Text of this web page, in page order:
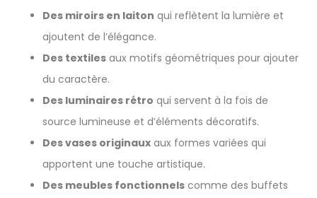
Des miroirs en laiton qui reflètent la lumière et
ajoutent de l’élégance.
Des textiles aux motifs géométriques pour ajouter
du caractère.
Des luminaires rétro qui servent à la fois de
source lumineuse et d’éléments décoratifs.
Des vases originaux aux formes variées qui
apportent une touche artistique.
Des meubles fonctionnels comme des buffets